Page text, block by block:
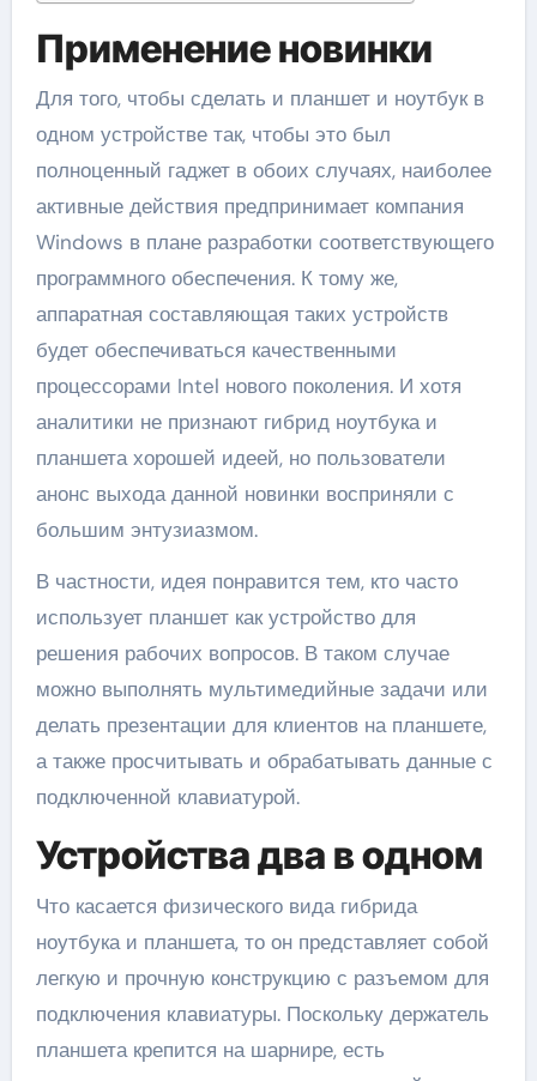
Применение новинки
Для того, чтобы сделать и планшет и ноутбук в
одном устройстве так, чтобы это был
полноценный гаджет в обоих случаях, наиболее
активные действия предпринимает компания
Windows в плане разработки соответствующего
программного обеспечения. К тому же,
аппаратная составляющая таких устройств
будет обеспечиваться качественными
процессорами Intel нового поколения. И хотя
аналитики не признают гибрид ноутбука и
планшета хорошей идеей, но пользователи
анонс выхода данной новинки восприняли с
большим энтузиазмом.
В частности, идея понравится тем, кто часто
использует планшет как устройство для
решения рабочих вопросов. В таком случае
можно выполнять мультимедийные задачи или
делать презентации для клиентов на планшете,
а также просчитывать и обрабатывать данные с
подключенной клавиатурой.
Устройства два в одном
Что касается физического вида гибрида
ноутбука и планшета, то он представляет собой
легкую и прочную конструкцию с разъемом для
подключения клавиатуры. Поскольку держатель
планшета крепится на шарнире, есть